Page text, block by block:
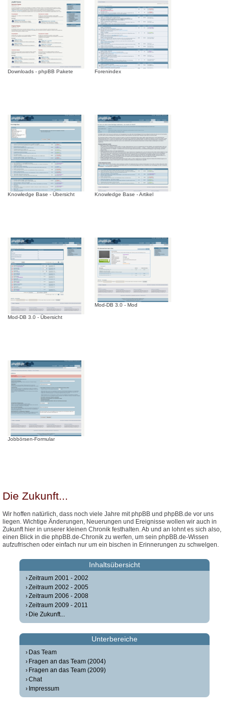
Downloads - phpBB Pakete Forenindex
Knowledge Base - Übersicht Knowledge Base - Artikel
Mod-DB 3.0 - Übersicht
Mod-DB 3.0 - Mod
Jobbörsen-Formular
Die Zukunft...
Wir hoffen natürlich, dass noch viele Jahre mit phpBB und phpBB.de vor uns
liegen. Wichtige Änderungen, Neuerungen und Ereignisse wollen wir auch in
Zukunft hier in unserer kleinen Chronik festhalten. Ab und an lohnt es sich also,
einen Blick in die phpBB.de-Chronik zu werfen, um sein phpBB.de-Wissen
aufzufrischen oder einfach nur um ein bischen in Erinnerungen zu schwelgen.
Inhaltsübersicht
Zeitraum 2001 - 2002
Zeitraum 2002 - 2005
Zeitraum 2006 - 2008
Zeitraum 2009 - 2011
Die Zukunft...
Unterbereiche
Das Team
Fragen an das Team (2004)
Fragen an das Team (2009)
Chat
Impressum